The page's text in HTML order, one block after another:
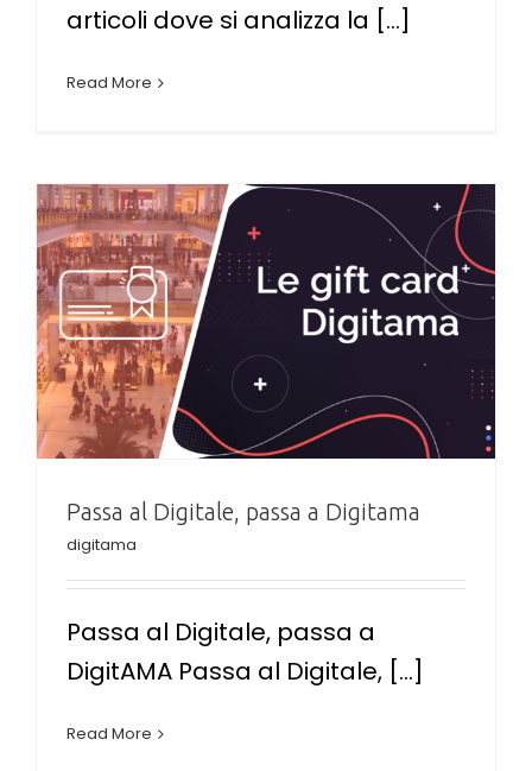
articoli dove si analizza la [...]
Read More
Passa al Digitale, passa a Digitama
digitama
Passa al Digitale, passa a
DigitAMA Passa al Digitale, [...]
Read More